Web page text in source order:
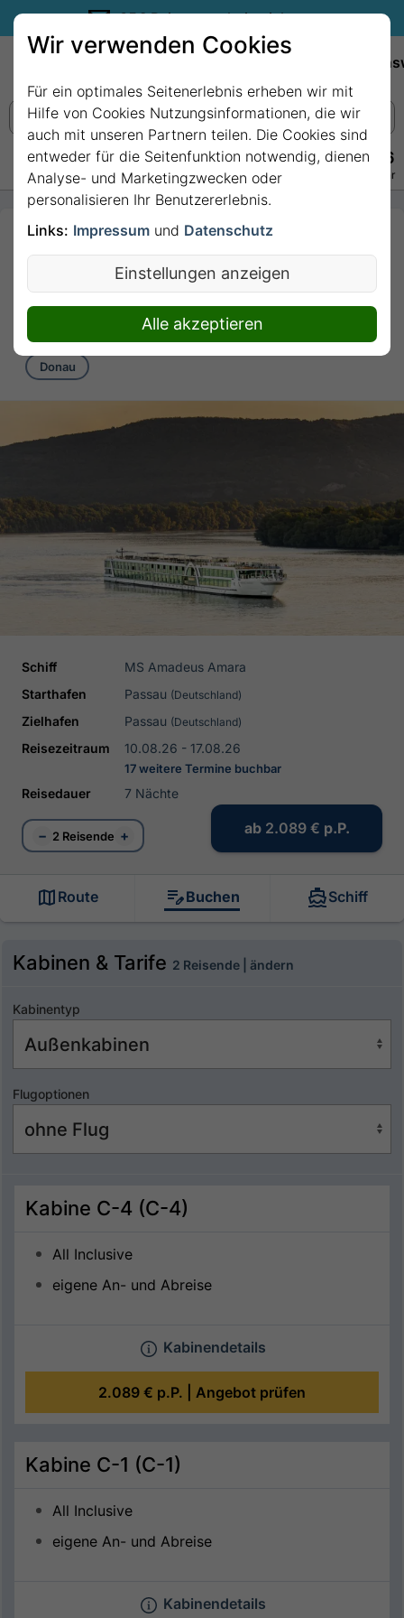
35€ Reisegutschein sichern.
+49 228 3875 7256
Persönlich · Kostenlos · Täglich 08–22 Uhr
7 Nächte - Donau
Rhapsody mit MS
Amadeus Amara
7 Nächte von/bis Passau
Donau
Schiff
MS Amadeus Amara
Starthafen
Passau (Deutschland)
Zielhafen Passau (Deutschland)
Reisezeitraum 10.08.26 - 17.08.26
17 weitere Termine buchbar
Reisedauer 7 Nächte
− 2 Reisende + ab 2.089 € p.P.
Route Buchen Schiff
Kabinen & Tarife 2 Reisende | ändern
Kabinentyp
Flugoptionen
Kabine C-4 (C-4)
All Inclusive
eigene An- und Abreise
Kabinendetails
2.089 € p.P. | Angebot prüfen
Kabine C-1 (C-1)
All Inclusive
eigene An- und Abreise
Kabinendetails
Wir verwenden Cookies
Für ein optimales Seitenerlebnis erheben wir mit
Hilfe von Cookies Nutzungsinformationen, die wir
auch mit unseren Partnern teilen. Die Cookies sind
entweder für die Seitenfunktion notwendig, dienen
Analyse- und Marketingzwecken oder
personalisieren Ihr Benutzererlebnis.
Links: Impressum und Datenschutz
Einstellungen anzeigen
Alle akzeptieren